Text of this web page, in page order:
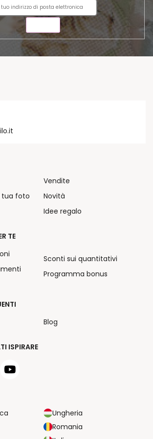
ISPIRARE
Ungheria
Romania
tua foto
Vendite
Novità
Idee regalo
TE
Sconti sui quantitativi
Programma bonus
Blog